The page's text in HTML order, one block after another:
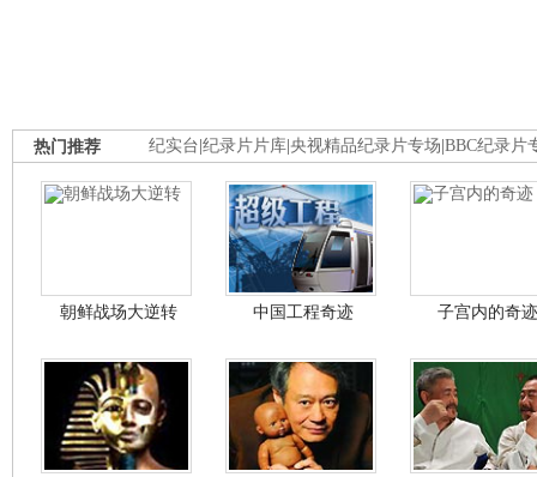
纪实台 纪录片片库 央视精品纪录片专场 BBC纪录片
热门推荐
朝鲜战场大逆转 中国工程奇迹 子宫内的奇迹